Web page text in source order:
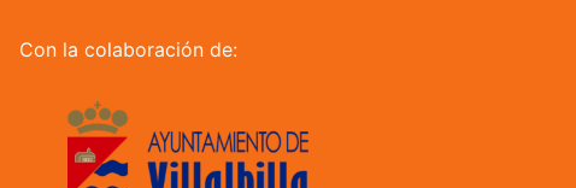
Con la colaboración de: